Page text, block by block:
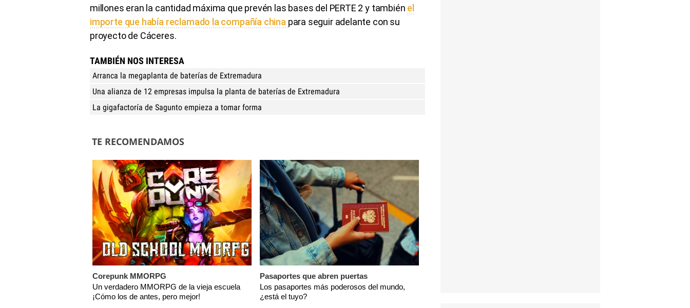
millones eran la cantidad máxima que prevén las bases del PERTE 2 y también el
importe que había reclamado la compañía china para seguir adelante con su
proyecto de Cáceres.
TAMBIÉN NOS INTERESA
Arranca la megaplanta de baterías de Extremadura
Una alianza de 12 empresas impulsa la planta de baterías de Extremadura
La gigafactoría de Sagunto empieza a tomar forma
TE RECOMENDAMOS
Corepunk MMORPG
Un verdadero MMORPG de la vieja escuela
¡Cómo los de antes, pero mejor!
Pasaportes que abren puertas
Los pasaportes más poderosos del mundo,
¿está el tuyo?